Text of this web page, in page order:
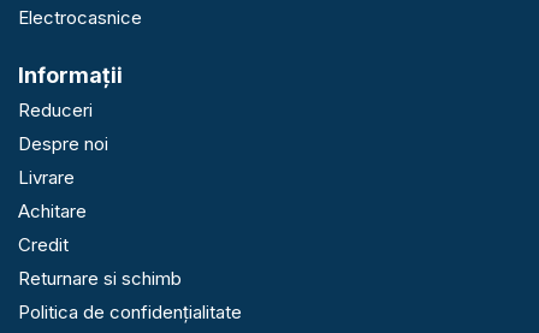
Electrocasnice
Informaţii
Reduceri
Despre noi
Livrare
Achitare
Credit
Returnare si schimb
Politica de confidențialitate